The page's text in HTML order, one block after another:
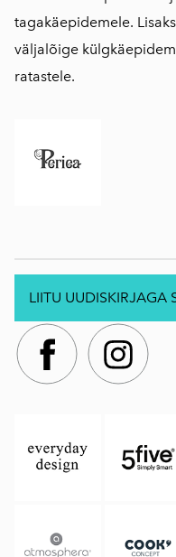
tagakäepidemele.
väljalõige
ratastele.
LIITU UUDISKIRJAGA